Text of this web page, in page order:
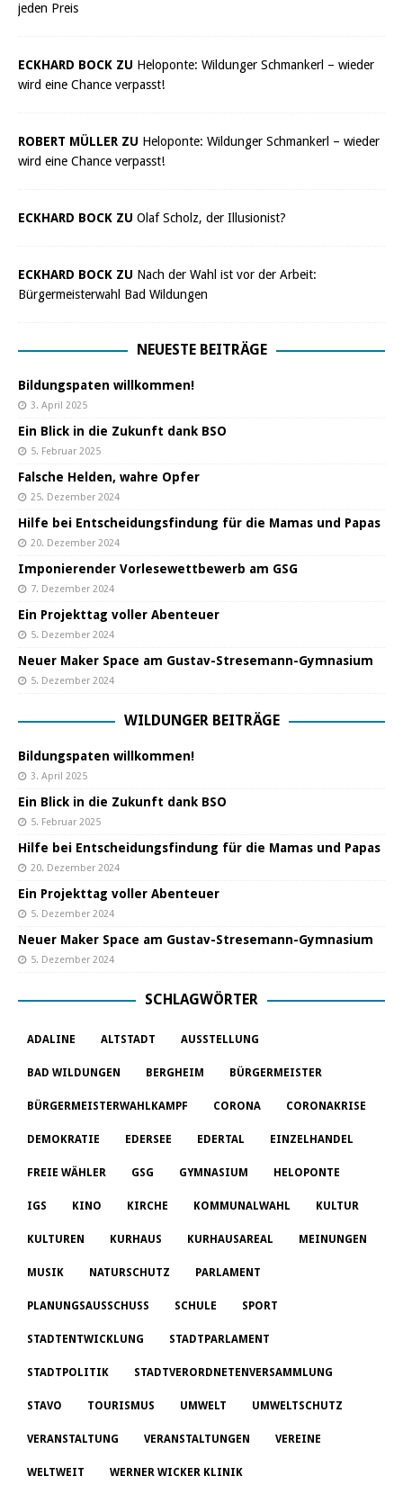
jeden Preis
ECKHARD BOCK ZU Heloponte: Wildunger Schmankerl – wieder
wird eine Chance verpasst!
ROBERT MÜLLER ZU Heloponte: Wildunger Schmankerl – wieder
wird eine Chance verpasst!
ECKHARD BOCK ZU Olaf Scholz, der Illusionist?
ECKHARD BOCK ZU Nach der Wahl ist vor der Arbeit:
Bürgermeisterwahl Bad Wildungen
NEUESTE BEITRÄGE
Bildungspaten willkommen!
3. April 2025
Ein Blick in die Zukunft dank BSO
5. Februar 2025
Falsche Helden, wahre Opfer
25. Dezember 2024
Hilfe bei Entscheidungsfindung für die Mamas und Papas
20. Dezember 2024
Imponierender Vorlesewettbewerb am GSG
7. Dezember 2024
Ein Projekttag voller Abenteuer
5. Dezember 2024
Neuer Maker Space am Gustav-Stresemann-Gymnasium
5. Dezember 2024
WILDUNGER BEITRÄGE
Bildungspaten willkommen!
3. April 2025
Ein Blick in die Zukunft dank BSO
5. Februar 2025
Hilfe bei Entscheidungsfindung für die Mamas und Papas
20. Dezember 2024
Ein Projekttag voller Abenteuer
5. Dezember 2024
Neuer Maker Space am Gustav-Stresemann-Gymnasium
5. Dezember 2024
SCHLAGWÖRTER
ADALINE ALTSTADT AUSSTELLUNG
BAD WILDUNGEN BERGHEIM BÜRGERMEISTER
BÜRGERMEISTERWAHLKAMPF CORONA CORONAKRISE
DEMOKRATIE EDERSEE EDERTAL EINZELHANDEL
FREIE WÄHLER GSG GYMNASIUM HELOPONTE
IGS KINO KIRCHE KOMMUNALWAHL KULTUR
KULTUREN KURHAUS KURHAUSAREAL MEINUNGEN
MUSIK NATURSCHUTZ PARLAMENT
PLANUNGSAUSSCHUSS SCHULE SPORT
STADTENTWICKLUNG STADTPARLAMENT
STADTPOLITIK STADTVERORDNETENVERSAMMLUNG
STAVO TOURISMUS UMWELT UMWELTSCHUTZ
VERANSTALTUNG VERANSTALTUNGEN VEREINE
WELTWEIT WERNER WICKER KLINIK